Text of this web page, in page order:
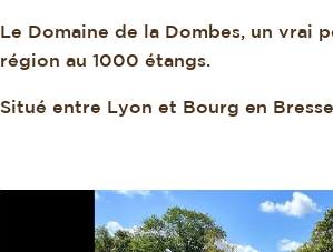
Le Domaine de la Dombes, un vrai
région au 1000 étangs.
Situé entre Lyon et Bourg en